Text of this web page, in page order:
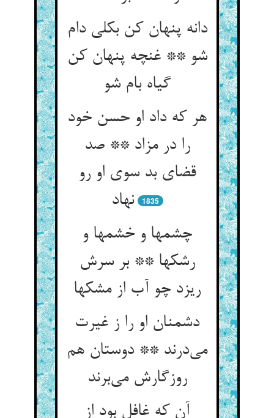
دانه پنهان کن بکلی دام
شو ** غنچه پنهان کن
گیاه بام شو
هر که داد او حسن خود
را در مزاد ** صد
قضای بد سوی او رو
نهاد
1835
چشمها و خشمها و
رشکها ** بر سرش
ریزد چو آب از مشکها
دشمنان او را ز غیرت
می‌‌درند ** دوستان هم
روزگارش می‌‌برند
آن که غافل بود از